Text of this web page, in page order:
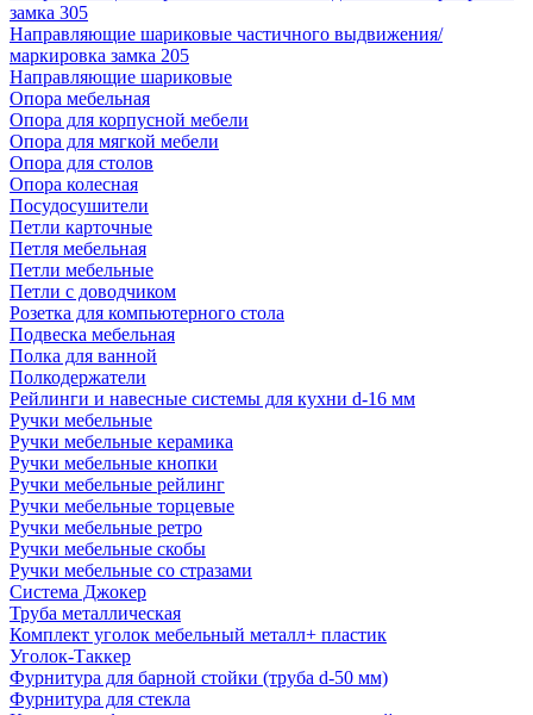
замка 305
Направляющие шариковые частичного выдвижения/
маркировка замка 205
Направляющие шариковые
Опора мебельная
Опора для корпусной мебели
Опора для мягкой мебели
Опора для столов
Опора колесная
Посудосушители
Петли карточные
Петля мебельная
Петли мебельные
Петли с доводчиком
Розетка для компьютерного стола
Подвеска мебельная
Полка для ванной
Полкодержатели
Рейлинги и навесные системы для кухни d-16 мм
Ручки мебельные
Ручки мебельные керамика
Ручки мебельные кнопки
Ручки мебельные рейлинг
Ручки мебельные торцевые
Ручки мебельные ретро
Ручки мебельные скобы
Ручки мебельные со стразами
Система Джокер
Труба металлическая
Комплект уголок мебельный металл+ пластик
Уголок-Таккер
Фурнитура для барной стойки (труба d-50 мм)
Фурнитура для стекла